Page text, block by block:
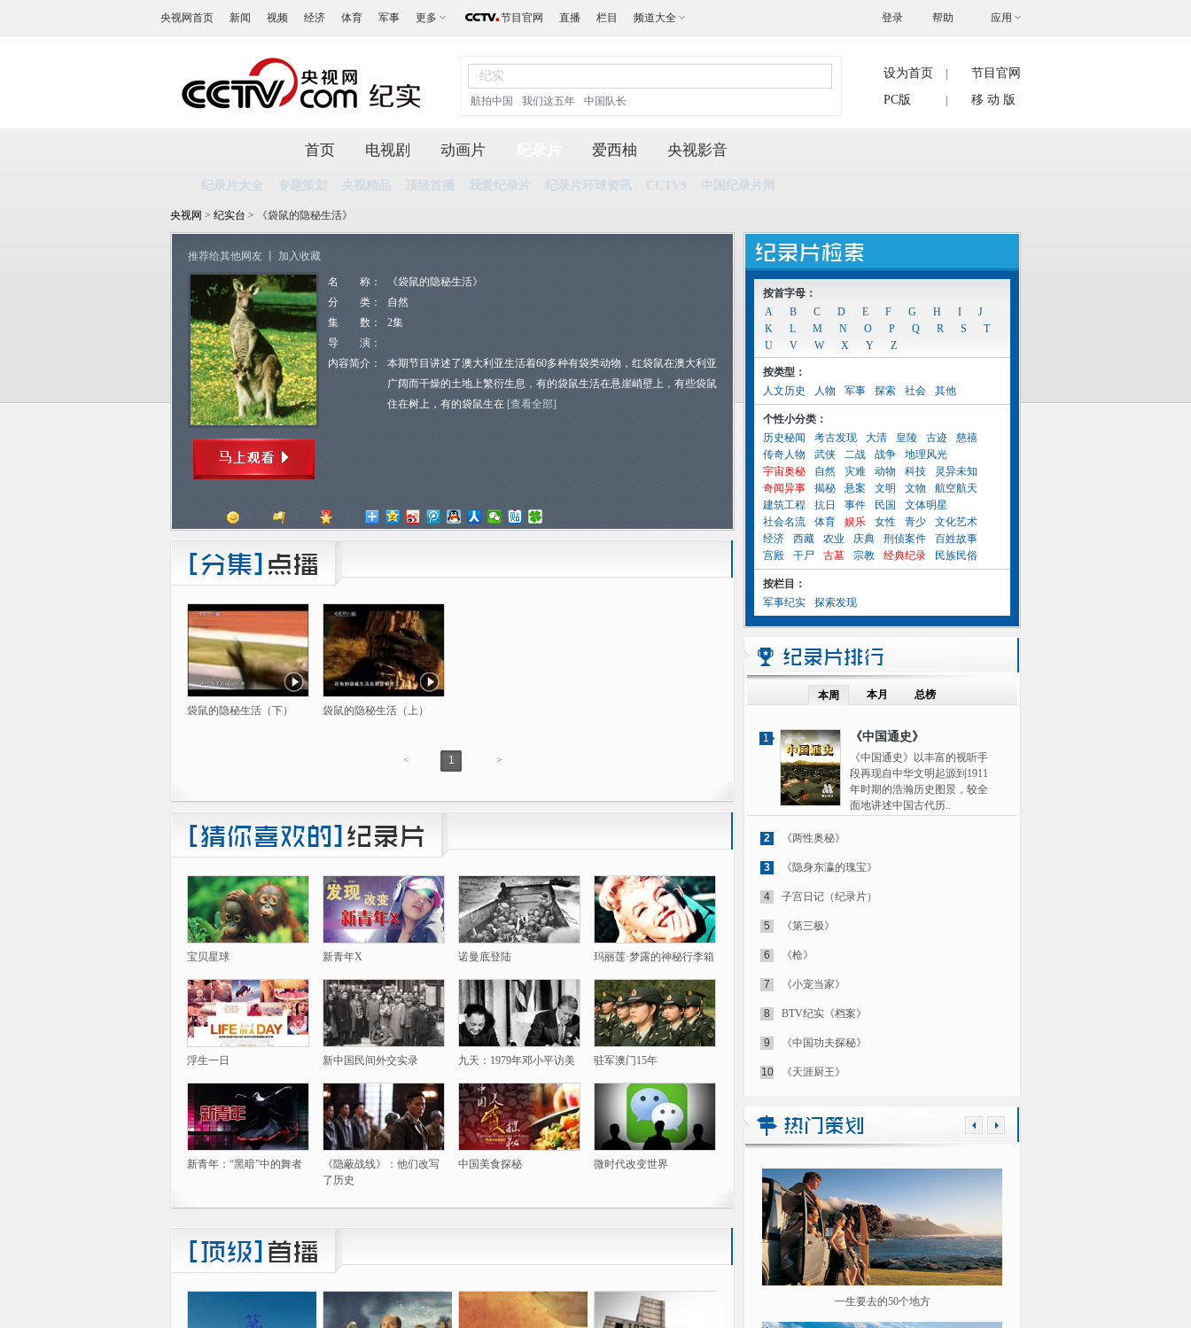
央视网首页 新闻 视频 经济 体育 军事 更多 节目官网 直播 栏目 频道大全 帮助 应用
登录
航拍中国 我们这五年 中国队长
设为首页
节目官网
PC版
移 动 版
首页 电视剧 动画片
纪录片大全 专题策划 央视精品 顶级首播 我爱纪录片 纪录片环球资讯 CCTV9 中国纪录片网
爱西柚 央视影音
央视网 > 纪实台 > 《袋鼠的隐秘生活》
推荐给其他网友 加入收藏
名 称：
《袋鼠的隐秘生活》
分 类：
自然
集 数：
2集
导 演：
内容简介：
本期节目讲述了澳大利亚生活着60多种有袋类动物，红袋鼠在澳大利亚
广阔而干燥的土地上繁衍生息，有的袋鼠生活在悬崖峭壁上，有些袋鼠
住在树上，有的袋鼠生在 [查看全部]
袋鼠的隐秘生活（下） 袋鼠的隐秘生活（上）
< 1 >
宝贝星球 新青年X 诺曼底登陆 玛丽莲·梦露的神秘行李箱
浮生一日 新中国民间外交实录 九天：1979年邓小平访美 驻军澳门15年
新青年：“黑暗”中的舞者
《隐蔽战线》：他们改写
了历史
中国美食探秘 微时代改变世界
按首字母：
A
B C D E F G H I
J
K
L M N O P Q R S
T
U
V W X Y Z
按类型：
人文历史
人物 军事 探索 社会 其他
个性小分类：
历史秘闻
考古发现 大清 皇陵 古迹
慈禧
传奇人物
武侠 二战 战争
地理风光
宇宙奥秘
自然 灾难 动物 科技
灵异未知
奇闻异事
揭秘 悬案 文明 文物
航空航天
建筑工程
抗日 事件 民国
文体明星
社会名流
体育 娱乐 女性 青少
文化艺术
经济
西藏 农业 庆典 刑侦案件
百姓故事
宫殿
干尸 古墓 宗教 经典纪录 民族民俗
按栏目：
军事纪实
探索发现
本周 本月 总榜
1 《中国通史》
《中国通史》以丰富的视听手
段再现自中华文明起源到1911
年时期的浩瀚历史图景，较全
面地讲述中国古代历..
2 《两性奥秘》
3 《隐身东瀛的瑰宝》
4 子宫日记（纪录片）
5 《第三极》
6 《枪》
7 《小宠当家》
8 BTV纪实《档案》
9 《中国功夫探秘》
10 《天涯厨王》
一生要去的50个地方